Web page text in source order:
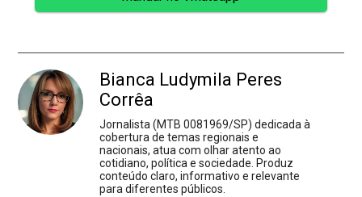
Bianca Ludymila Peres
Corrêa
Jornalista (MTB 0081969/SP) dedicada à
cobertura de temas regionais e
nacionais, atua com olhar atento ao
cotidiano, política e sociedade. Produz
conteúdo claro, informativo e relevante
para diferentes públicos.